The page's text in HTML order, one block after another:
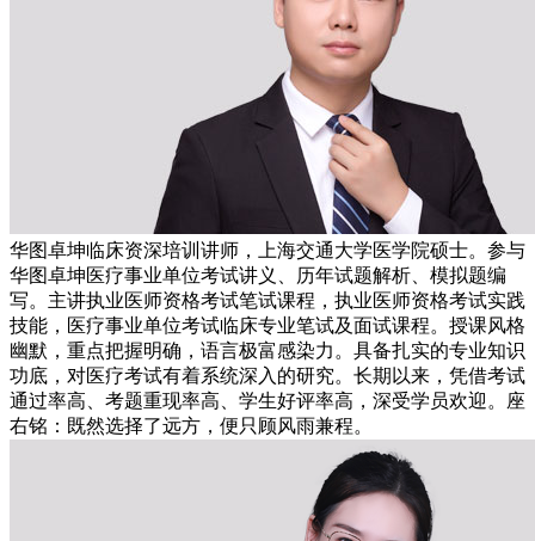
华图卓坤临床资深培训讲师，上海交通大学医学院硕士。参与
华图卓坤医疗事业单位考试讲义、历年试题解析、模拟题编
写。主讲执业医师资格考试笔试课程，执业医师资格考试实践
技能，医疗事业单位考试临床专业笔试及面试课程。授课风格
幽默，重点把握明确，语言极富感染力。具备扎实的专业知识
功底，对医疗考试有着系统深入的研究。长期以来，凭借考试
通过率高、考题重现率高、学生好评率高，深受学员欢迎。座
右铭：既然选择了远方，便只顾风雨兼程。